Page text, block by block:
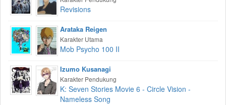
Revisions
Arataka Reigen
Karakter Utama
Mob Psycho 100 II
Izumo Kusanagi
Karakter Pendukung
K: Seven Stories Movie 6 - Circle Vision -
Nameless Song